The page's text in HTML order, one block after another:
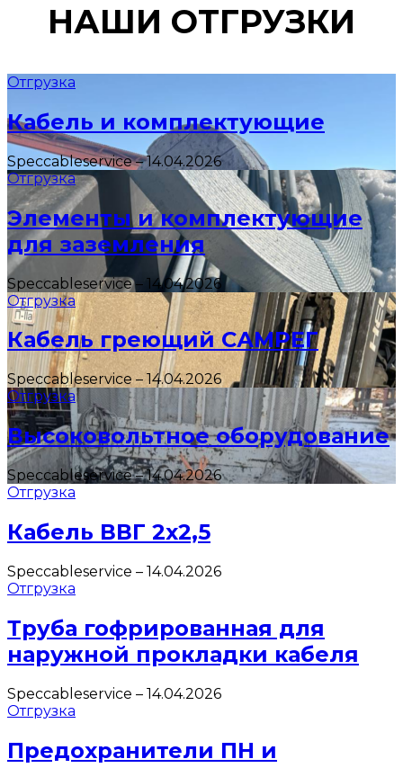
НАШИ ОТГРУЗКИ
Отгрузка
Кабель и комплектующие
Speccableservice–14.04.2026
Отгрузка
Элементы и комплектующие
для заземления
Speccableservice– 14.04.2026
Отгрузка
Кабель греющий САМРЕГ
Speccableservice– 14.04.2026
Отгрузка
Высоковольтное оборудование
Speccableservice–14.04.2026
Отгрузка
Кабель ВВГ 2х2,5
Speccableservice – 14.04.2026
Отгрузка
Труба гофрированная для
наружной прокладки кабеля
Speccableservice – 14.04.2026
Отгрузка
Предохранители ПН и